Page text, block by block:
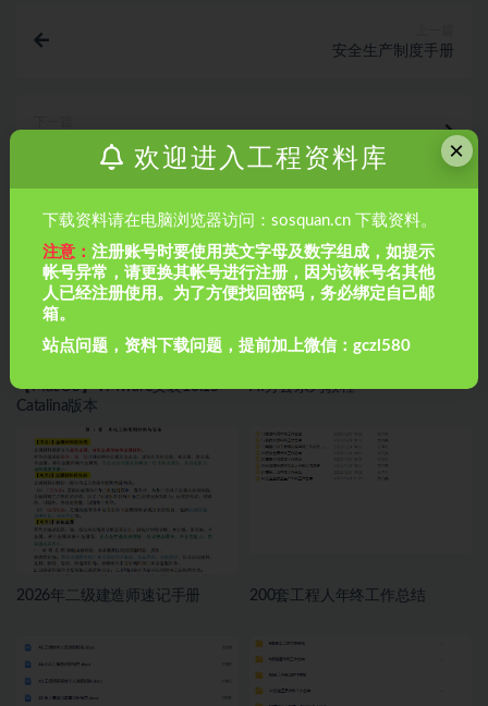
安全生产制度手册
（沥青、水泥混凝土及粒料）路面养护与维修指南，
100页PPT
【MacOS】VMware安装10.15-
Catalina版本
AI办公系列教程
2026年二级建造师速记手册 200套工程人年终工作总结
×
欢迎进入工程资料库
下载资料请在电脑浏览器访问：sosquan.cn 下载资料。
注意：注册账号时要使用英文字母及数字组成，如提示
帐号异常，请更换其帐号进行注册，因为该帐号名其他
人已经注册使用。为了方便找回密码，务必绑定自己邮
箱。
站点问题，资料下载问题，提前加上微信：gczl580